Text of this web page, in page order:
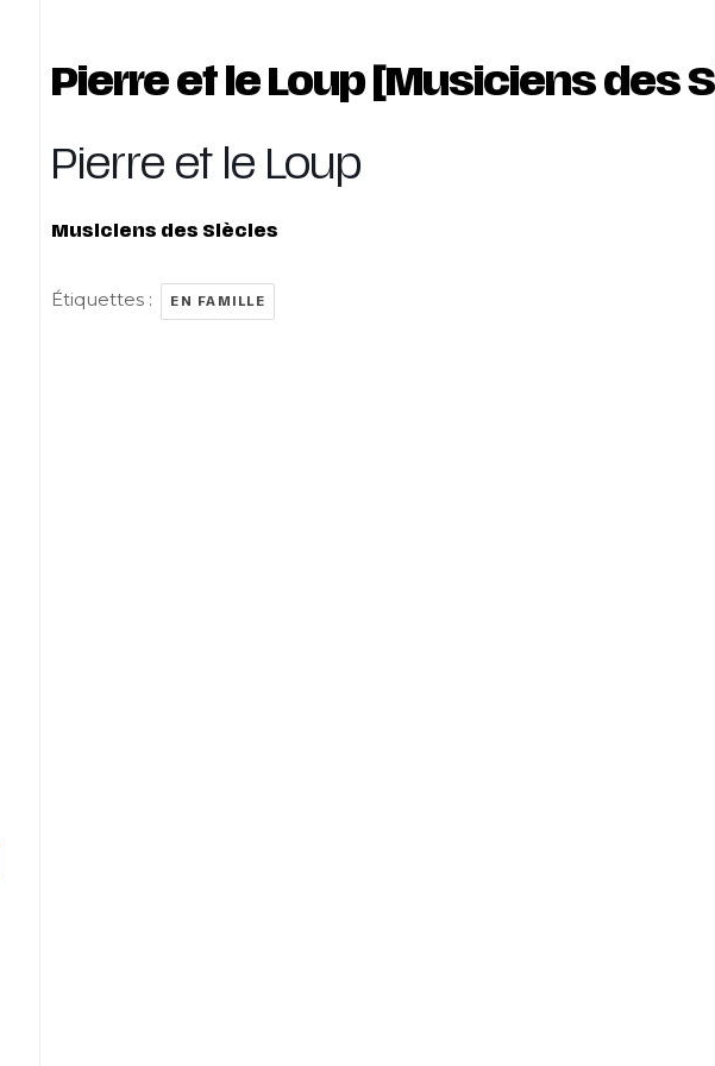
Pierre et le Loup [Musiciens des
Pierre et le Loup
Musiciens des Siècles
Étiquettes : EN FAMILLE